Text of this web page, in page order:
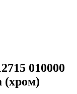
010000
(хром)